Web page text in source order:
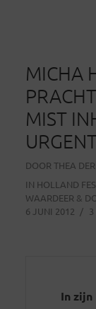
MICHA
MIST
DOOR THEA
IN HOLLAND
WAARDEER &
6 JUNI 2012
In